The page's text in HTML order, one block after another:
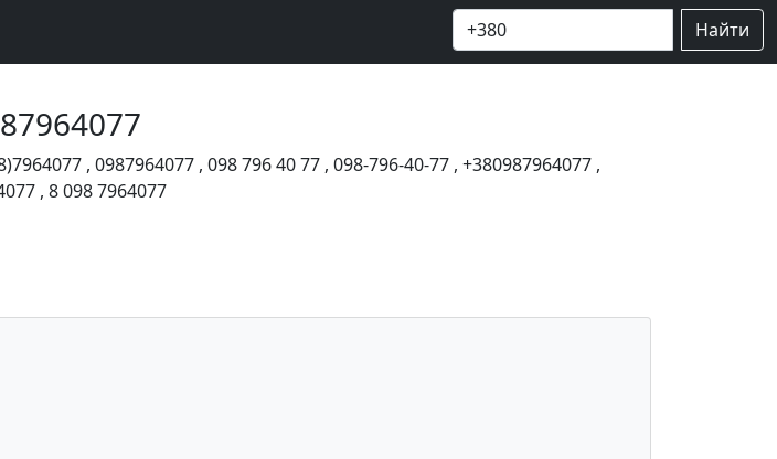
Найти
, 0987964077 , 098 796 40 77 , 098-796-40-77 , +380987964077 ,
, 8 098 7964077